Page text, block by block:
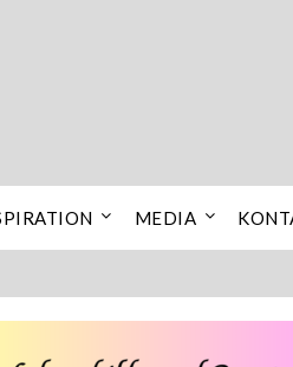
MEDIA